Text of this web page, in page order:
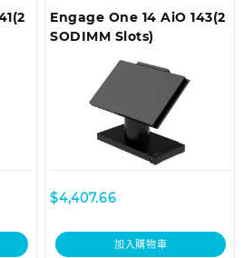
Engage One 14 AiO 143(2
SODIMM Slots)
$4,407.66
加入購物車